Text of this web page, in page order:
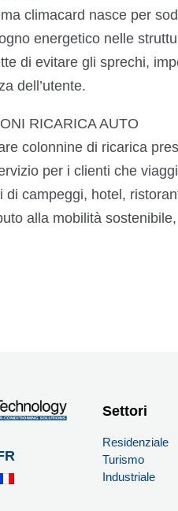
climacard nasce per
energetico nelle
di evitare gli sprechi,
dell’utente.
RICARICA AUTO
colonnine di ricarica
per i clienti che
di campeggi, hotel,
alla mobilità
Settori
Residenziale
Turismo
Industriale